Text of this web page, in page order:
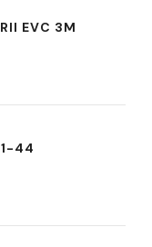
EVC 3M
44